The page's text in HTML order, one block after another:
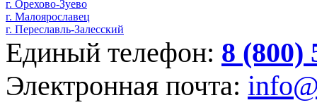
г. Орехово-Зуево
г. Малоярославец
г. Переславль-Залесский
Единый телефон: 8 (800)
Электронная почта: